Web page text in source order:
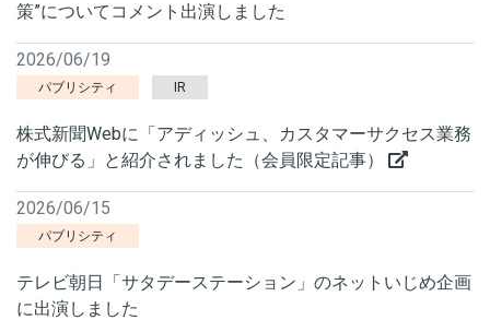
策”についてコメント出演しました
2026/06/19
パブリシティ IR
株式新聞Webに「アディッシュ、カスタマーサクセス業務
が伸びる」と紹介されました（会員限定記事）
2026/06/15
パブリシティ
テレビ朝日「サタデーステーション」のネットいじめ企画
に出演しました